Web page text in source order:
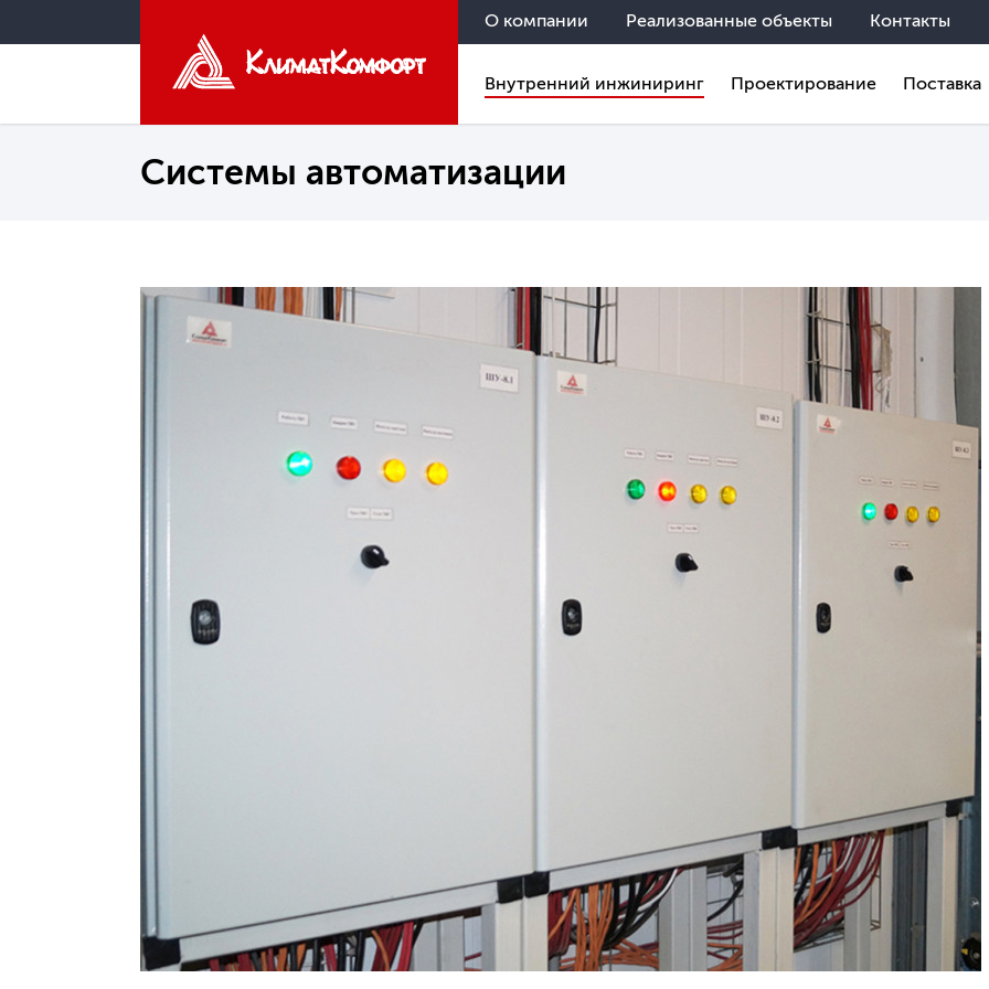
О компании Реализованные объекты Контакты
Внутренний инжиниринг Проектирование Поставка
Системы автоматизации